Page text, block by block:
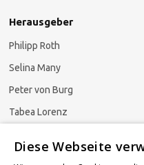
Herausgeber
Philipp Roth
Selina Many
Peter von Burg
Tabea Lorenz
Diese Webseite